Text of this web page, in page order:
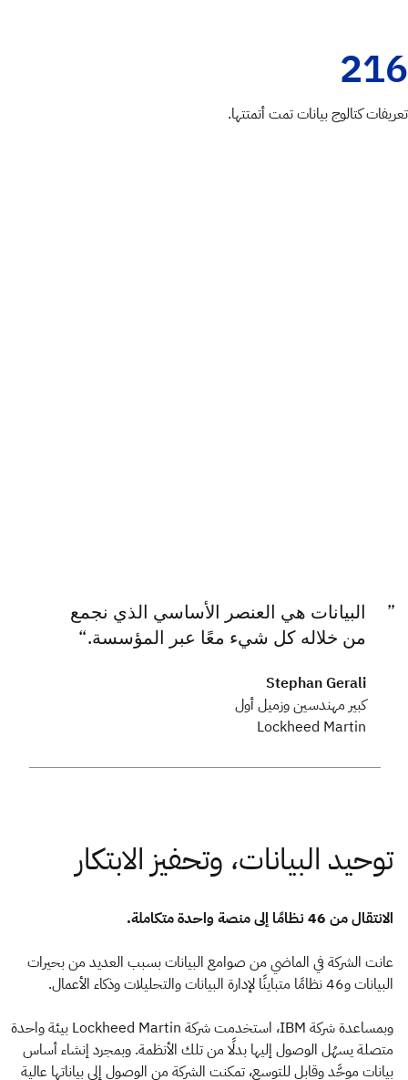
216
تعريفات كتالوج بيانات تمت أتمتتها.
البيانات هي العنصر الأساسي الذي نجمع
من خلاله كل شيء معًا عبر المؤسسة.
Stephan Gerali
كبير مهندسين وزميل أول
Lockheed Martin
الانتقال من 46 نظامًا إلى منصة واحدة متكاملة.
عانت الشركة في الماضي من صوامع البيانات بسبب العديد من بحيرات
البيانات و46 نظامًا متباينًا لإدارة البيانات والتحليلات وذكاء الأعمال.
وبمساعدة شركة IBM، استخدمت شركة Lockheed Martin بيئة واحدة
متصلة يسهُل الوصول إليها بدلًا من تلك الأنظمة. وبمجرد إنشاء أساس
بيانات موحَّد وقابل للتوسع، تمكنت الشركة من الوصول إلى بياناتها عالية